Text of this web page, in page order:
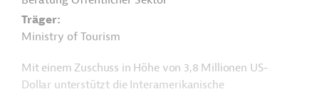
Träger
Ministry of Tourism
Mit einem Zuschuss in Höhe von 3,8 Millionen US-
Dollar unterstützt die Interamerikanische